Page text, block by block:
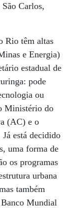
Carlos,
Rio têm altas
e Energia)
estadual de
pode
ou
Ministério do
(AC) e o
está decidido
uma forma de
os programas
urbana
também
Mundial